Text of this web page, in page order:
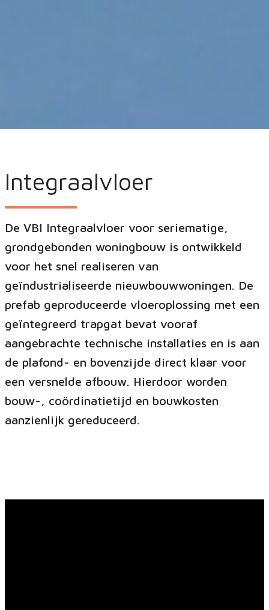
Integraalvloer
De VBI Integraalvloer voor seriematige,
grondgebonden woningbouw is ontwikkeld
voor het snel realiseren van
geïndustrialiseerde nieuwbouwwoningen. De
prefab geproduceerde vloeroplossing met een
geïntegreerd trapgat bevat vooraf
aangebrachte technische installaties en is aan
de plafond- en bovenzijde direct klaar voor
een versnelde afbouw. Hierdoor worden
bouw-, coördinatietijd en bouwkosten
aanzienlijk gereduceerd.